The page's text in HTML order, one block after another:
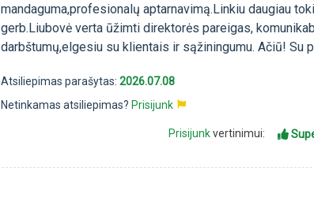
mandaguma,profesionalų aptarnavimą.Linkiu daugiau
gerb.Liubovė verta ūžimti direktorės pareigas,
darbštumų,elgesiu su klientais ir sąžiningumu. Ačiū! Su
Atsiliepimas parašytas:2026.07.08
Netinkamas atsiliepimas? Prisijunk
Prisijunkvertinimui: